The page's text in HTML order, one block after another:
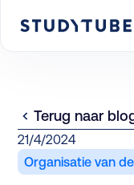
21/4/2024
Organisatie van
Terug naar